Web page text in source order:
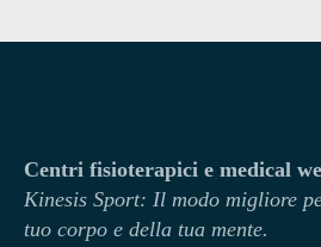
Centri fisioterapici e medical
Kinesis Sport: Il modo migliore
tuo corpo e della tua mente.